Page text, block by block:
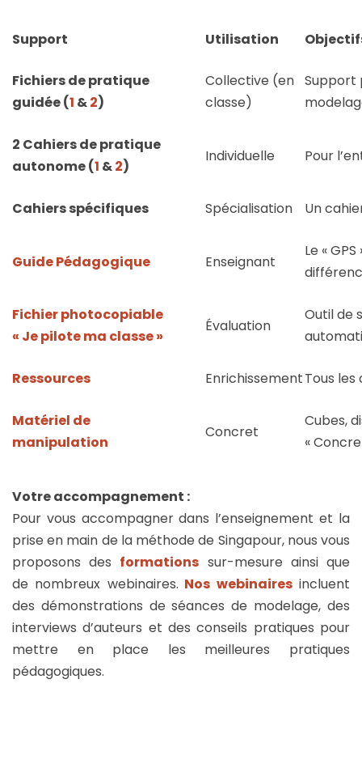
Support Utilisation
Fichiers de pratique
guidée (1 &2)
Collective (en
classe)
Support
2 Cahiers de pratique
autonome (1 &2)
Individuelle Pour
Cahiers spécifiques Spécialisation Un
Guide Pédagogique Enseignant
Le «
Fichier photocopiable
« Je pilote ma classe »
Évaluation
Outil de
Ressources EnrichissementTous
Matériel de
manipulation
Concret
Cubes,
«
Votre accompagnement :
Pour vous accompagner dans l’enseignement et la
prise en main de la méthode de Singapour, nous vous
proposons des formations sur-mesure ainsi que
de nombreux webinaires. Nos webinairesincluent
des démonstrations de séances de modelage, des
interviews d’auteurs et des conseils pratiques pour
mettre en place les meilleures pratiques
pédagogiques.